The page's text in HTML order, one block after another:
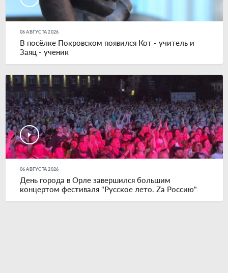
06 АВГУСТА 2026
В посёлке Покровском появился Кот - учитель и
Заяц - ученик
06 АВГУСТА 2026
День города в Орле завершился большим
концертом фестиваля "Русское лето. Zа Россию"